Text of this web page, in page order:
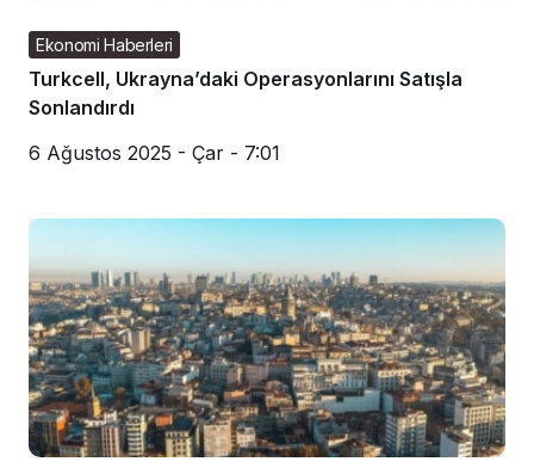
Ekonomi Haberleri
Turkcell, Ukrayna’daki Operasyonlarını Satışla
Sonlandırdı
6 Ağustos 2025 - Çar - 7:01